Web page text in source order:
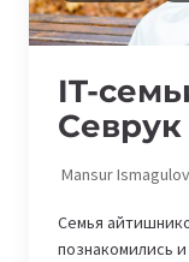
IT-
Севрук
Mansur Ismagulov
Семья
познакомились